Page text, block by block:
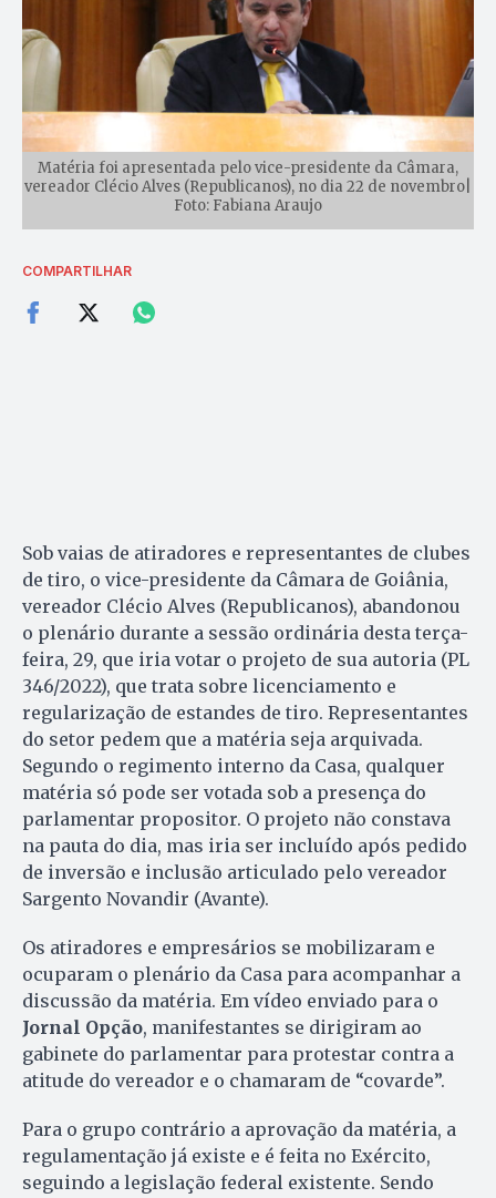
Matéria foi apresentada pelo vice-presidente da Câmara,
vereador Clécio Alves (Republicanos), no dia 22 de novembro|
Foto: Fabiana Araujo
COMPARTILHAR
Sob vaias de atiradores e representantes de clubes
de tiro, o vice-presidente da Câmara de Goiânia,
vereador Clécio Alves (Republicanos), abandonou
o plenário durante a sessão ordinária desta terça-
feira, 29, que iria votar o projeto de sua autoria (PL
346/2022), que trata sobre licenciamento e
regularização de estandes de tiro. Representantes
do setor pedem que a matéria seja arquivada.
Segundo o regimento interno da Casa, qualquer
matéria só pode ser votada sob a presença do
parlamentar propositor. O projeto não constava
na pauta do dia, mas iria ser incluído após pedido
de inversão e inclusão articulado pelo vereador
Sargento Novandir (Avante).
Os atiradores e empresários se mobilizaram e
ocuparam o plenário da Casa para acompanhar a
discussão da matéria. Em vídeo enviado para o
Jornal Opção, manifestantes se dirigiram ao
gabinete do parlamentar para protestar contra a
atitude do vereador e o chamaram de “covarde”.
Para o grupo contrário a aprovação da matéria, a
regulamentação já existe e é feita no Exército,
seguindo a legislação federal existente. Sendo